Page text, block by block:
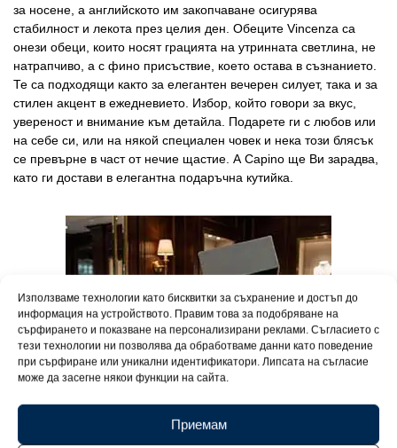
Използваме технологии като бисквитки за съхранение и достъп до
информация на устройството. Правим това за подобряване на
сърфирането и показване на персонализирани реклами. Съгласието с
тези технологии ни позволява да обработваме данни като поведение
при сърфиране или уникални идентификатори. Липсата на съгласие
може да засегне някои функции на сайта.
Приемам
за носене, а английското им закопчаване осигурява
стабилност и лекота през целия ден. Обеците Vincenza са
онези обеци, които носят грацията на утринната светлина, не
натрапчиво, а с фино присъствие, което остава в съзнанието.
Те са подходящи както за елегантен вечерен силует, така и за
стилен акцент в ежедневието. Избор, който говори за вкус,
увереност и внимание към детайла. Подарете ги с любов или
на себе си, или на някой специален човек и нека този блясък
се превърне в част от нечие щастие. А Capino ще Ви зарадва,
като ги достави в елегантна подаръчна кутийка.